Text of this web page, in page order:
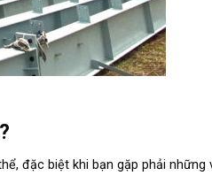
đặc biệt khi bạn gặp phải những